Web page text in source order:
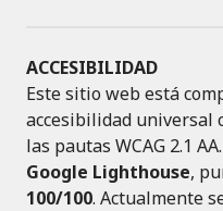
ACCESIBILIDAD
Este sitio web está
accesibilidad universal
las pautas WCAG 2.1
Google Lighthouse,
100/100. Actualmente